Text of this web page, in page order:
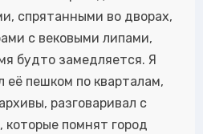
спрятанными во дворах,
с вековыми липами,
будто замедляется. Я
её пешком по кварталам,
разговаривал с
которые помнят город